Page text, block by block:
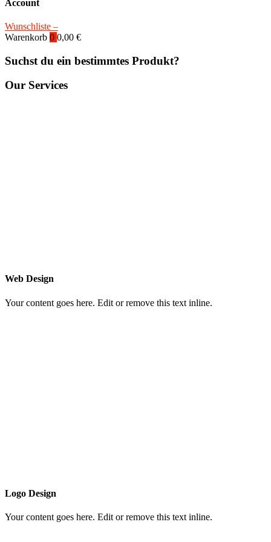
Account
Wunschliste –
Warenkorb 0 0,00 €
Suchst du ein bestimmtes Produkt?
Our Services
Web Design
Your content goes here. Edit or remove this text inline.
Logo Design
Your content goes here. Edit or remove this text inline.